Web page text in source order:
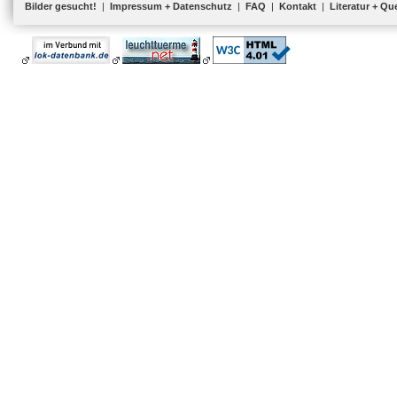
Bilder gesucht! | Impressum + Datenschutz | FAQ | Kontakt | Literatur +